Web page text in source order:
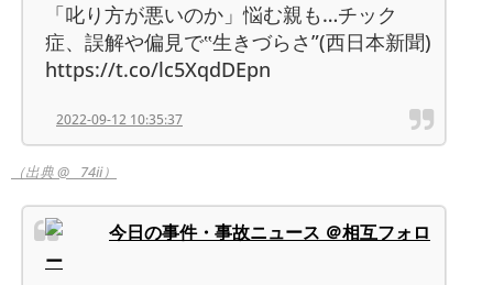
「叱り方が悪いのか」悩む親も…チック
症、誤解や偏見で‟生きづらさ”(西日本新聞)
https://t.co/lc5XqdDEpn
2022-09-12 10:35:37
（出典 @__74ii）
今日の事件・事故ニュース ＠相互フォロ
ー